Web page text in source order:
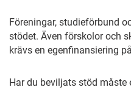
Föreningar, studieförbund
stödet. Även förskolor och
krävs en egenfinansiering
Har du beviljats stöd måste